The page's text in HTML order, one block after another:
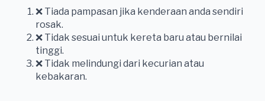
❌ Tiada pampasan jika kenderaan anda sendiri
rosak.
❌ Tidak sesuai untuk kereta baru atau bernilai
tinggi.
❌ Tidak melindungi dari kecurian atau
kebakaran.